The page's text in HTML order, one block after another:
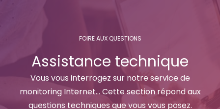
services
internet-
Uptime
is
FOIRE AUX QUESTIONS
Assistance technique
Vous vous interrogez sur notre service de
monitoring Internet... Cette section répond aux
questions techniques que vous vous posez.